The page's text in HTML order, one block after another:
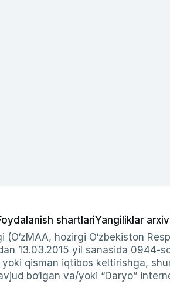
shartlariYangiliklar
hozirgi O‘zbekiston
13.03.2015 yil sanasida 0944-
qisman iqtibos keltirishga,
bo‘lgan va/yoki “Daryo”